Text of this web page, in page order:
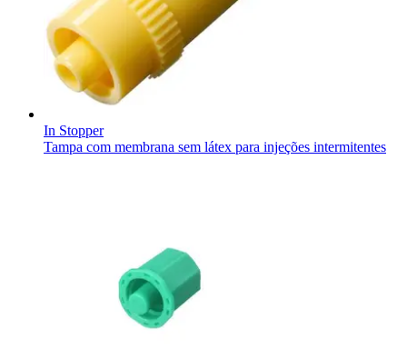
Catálogo de Produtos
Encontre o produto que está procurando. ​Visite o catálogo de
produtos da B. Braun ​com nosso portfólio completo.
O Programa Celebrar é o Programa de Suporte ao Paciente
(PSP) da B. Braun, oferecido gratuitamente para pessoas com
estomia e disfunções miccionais.
Contato
Innovation Hub
Vamos impulsionar a inovação em ​tecnologia médica juntos. ​
Saiba mais sobre nosso centro de ​inovação global e apresente
In Stopper
Tampa com membrana sem látex para injeções intermitentes